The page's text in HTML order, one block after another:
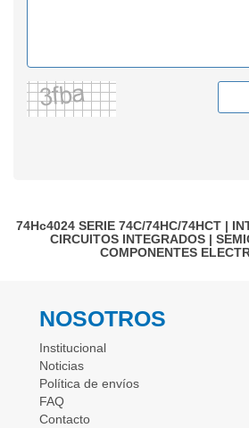
74Hc4024 SERIE 74C/74HC/74HCT |
CIRCUITOS INTEGRADOS|
COMPONENTES
NOSOTROS
Institucional
Noticias
Política de envíos
FAQ
Contacto